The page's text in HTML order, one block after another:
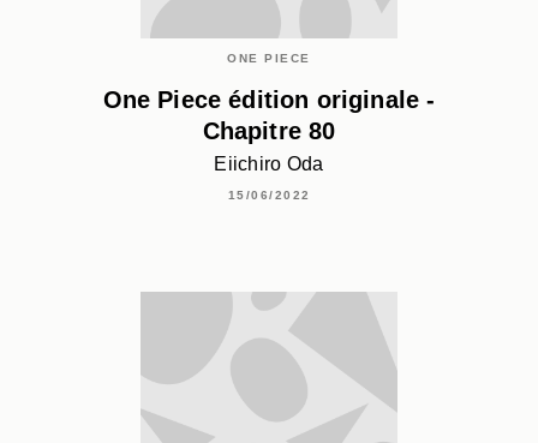
ONE PIECE
One Piece édition originale -
Chapitre 80
Eiichiro Oda
15/06/2022